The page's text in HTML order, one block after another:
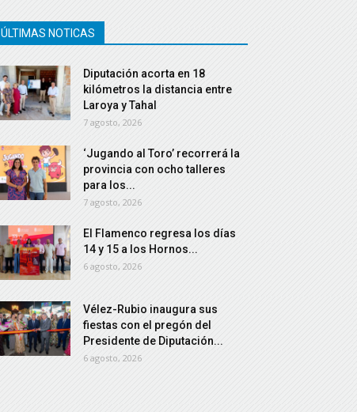
ÚLTIMAS NOTICAS
Diputación acorta en 18
kilómetros la distancia entre
Laroya y Tahal
7 agosto, 2026
‘Jugando al Toro’ recorrerá la
provincia con ocho talleres
para los...
7 agosto, 2026
El Flamenco regresa los días
14 y 15 a los Hornos...
6 agosto, 2026
Vélez-Rubio inaugura sus
fiestas con el pregón del
Presidente de Diputación...
6 agosto, 2026